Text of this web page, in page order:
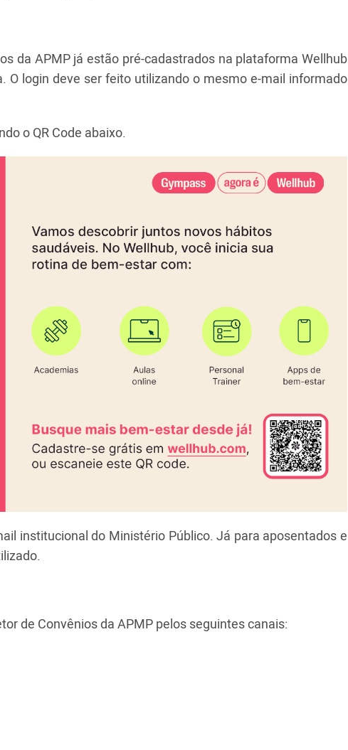
da APMP já estão pré-cadastrados na plataforma Wellhub
login deve ser feito utilizando o mesmo e-mail informado
o QR Code abaixo.
institucional do Ministério Público. Já para aposentados e
de Convênios da APMP pelos seguintes canais: